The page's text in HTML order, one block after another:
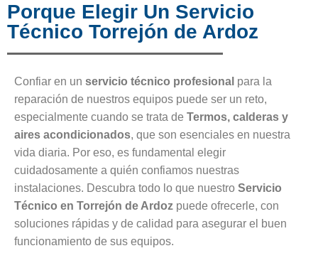
Porque Elegir Un Servicio
Técnico Torrejón de Ardoz
Confiar en un servicio técnico profesional para la
reparación de nuestros equipos puede ser un reto,
especialmente cuando se trata de Termos, calderas y
aires acondicionados, que son esenciales en nuestra
vida diaria. Por eso, es fundamental elegir
cuidadosamente a quién confiamos nuestras
instalaciones. Descubra todo lo que nuestro Servicio
Técnico en Torrejón de Ardoz puede ofrecerle, con
soluciones rápidas y de calidad para asegurar el buen
funcionamiento de sus equipos.